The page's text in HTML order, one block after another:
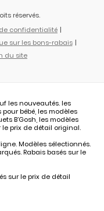
réservés.
confidentialité
sur les bons-rabais
du site
les nouveautés. les
bébé, les modèles
B’Gosh, les modèles
le prix de détail original.
ligne. Modèles sélectionnés.
Rabais basés sur le
sur le prix de détail